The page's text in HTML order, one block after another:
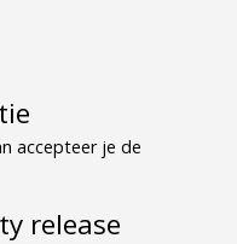
accepteer je de
release